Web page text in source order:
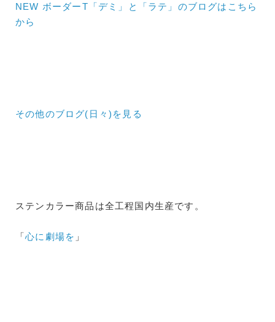
NEW ボーダーT「デミ」と「ラテ」のブログはこちら
から
その他のブログ(日々) を見る
ステンカラー商品は全工程国内生産です。
「心に劇場を 」